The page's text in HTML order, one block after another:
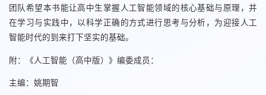
团队希望本书能让高中生掌握人工智能领域的核心基础与原理，并
在学习与实践中，以科学正确的方式进行思考与分析，为迎接人工
智能时代的到来打下坚实的基础。
附：《人工智能（高中版）》编委成员：
主编：姚期智